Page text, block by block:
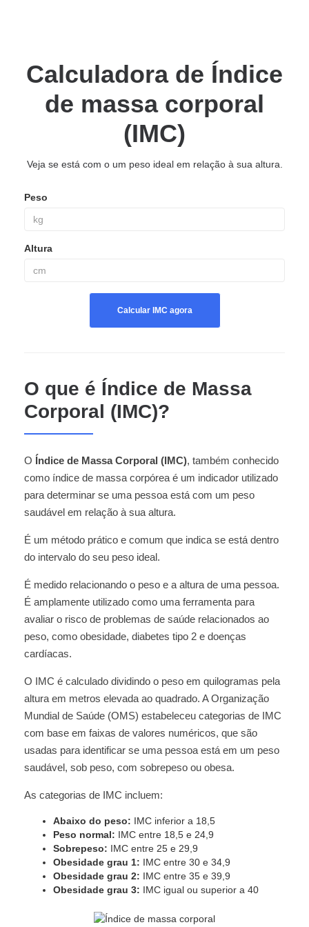
Calculadora de Índice
de massa corporal
(IMC)
Veja se está com o um peso ideal em relação à sua altura.
Peso
Altura
Calcular IMC agora
O que é Índice de Massa
Corporal (IMC)?
O Índice de Massa Corporal (IMC), também conhecido
como índice de massa corpórea é um indicador utilizado
para determinar se uma pessoa está com um peso
saudável em relação à sua altura.
É um método prático e comum que indica se está dentro
do intervalo do seu peso ideal.
É medido relacionando o peso e a altura de uma pessoa.
É amplamente utilizado como uma ferramenta para
avaliar o risco de problemas de saúde relacionados ao
peso, como obesidade, diabetes tipo 2 e doenças
cardíacas.
O IMC é calculado dividindo o peso em quilogramas pela
altura em metros elevada ao quadrado. A Organização
Mundial de Saúde (OMS) estabeleceu categorias de IMC
com base em faixas de valores numéricos, que são
usadas para identificar se uma pessoa está em um peso
saudável, sob peso, com sobrepeso ou obesa.
As categorias de IMC incluem:
Abaixo do peso: IMC inferior a 18,5
Peso normal: IMC entre 18,5 e 24,9
Sobrepeso: IMC entre 25 e 29,9
Obesidade grau 1: IMC entre 30 e 34,9
Obesidade grau 2: IMC entre 35 e 39,9
Obesidade grau 3: IMC igual ou superior a 40